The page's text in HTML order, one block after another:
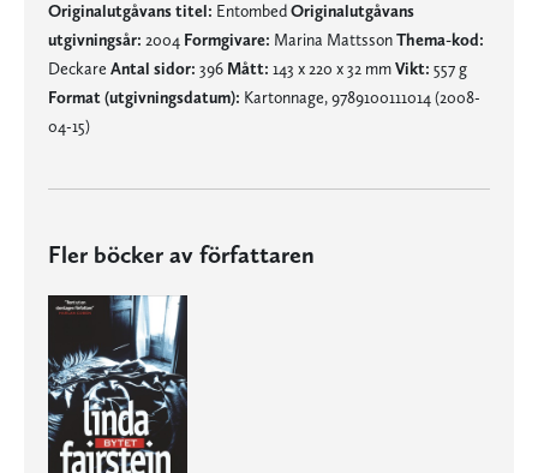
Originalutgåvans titel: EntombedOriginalutgåvans
utgivningsår: 2004 Formgivare: Marina MattssonThema-kod:
Deckare Antal sidor: 396 Mått: 143 x 220 x 32 mmVikt: 557 g
Format (utgivningsdatum): Kartonnage, 9789100111014 (2008-
04-15)
Fler böcker av författaren